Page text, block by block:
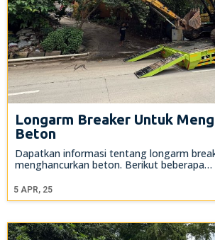
Longarm Breaker Untuk
Beton
5 APR, 25
Dapatkan informasi tentang longarm
menghancurkan beton. Berikut beberapa…